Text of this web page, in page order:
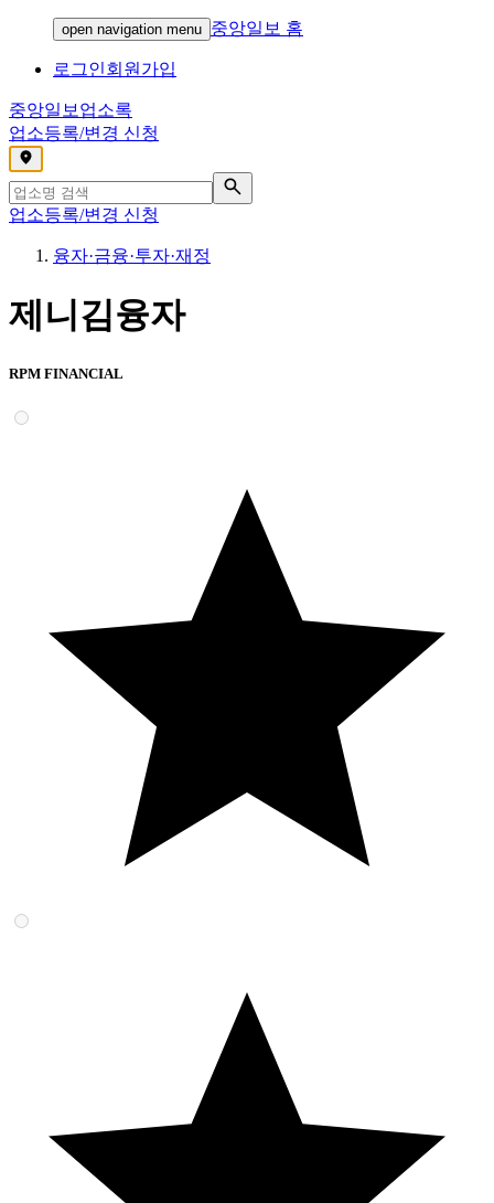
open navigation menu 중앙일보 홈
로그인회원가입
중앙일보 업소록
업소등록/변경 신청
,
업소등록/변경 신청
융자·금융·투자·재정
제니김융자
RPM FINANCIAL